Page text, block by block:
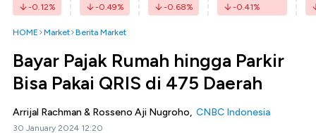
-0.12% -0.49% -0.68% -0.41%
HOME Market Berita Market
Bayar Pajak Rumah hingga Parkir
Bisa Pakai QRIS di 475 Daerah
Arrijal Rachman & Rosseno Aji Nugroho, CNBC Indonesia
30 January 2024 12:20